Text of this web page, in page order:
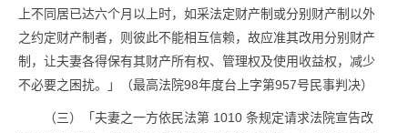
上不同居已达六个月以上时，如采法定财产制或分别财产制以外
之约定财产制者，则彼此不能相互信赖，故应准其改用分别财产
制，让夫妻各得保有其财产所有权、管理权及使用收益权，减少
不必要之困扰。」（最高法院98年度台上字第957号民事判决）
（三）「夫妻之一方依民法第 1010 条规定请求法院宣告改